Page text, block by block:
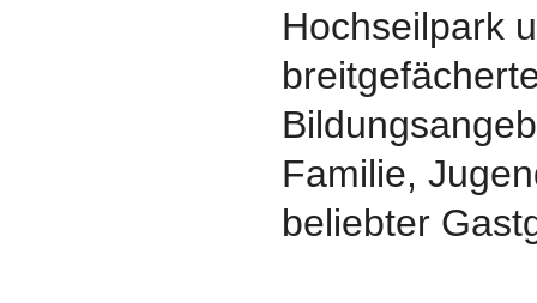
Hochseilpark
Familie,
beliebter